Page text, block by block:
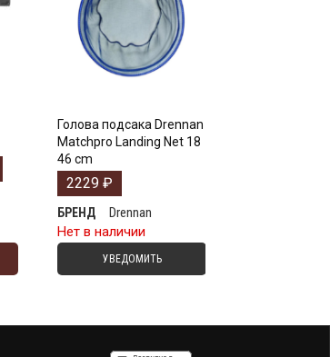
Голова подсакa Drennan
Matchpro Landing Net 18
46 cm
2229₽
БРЕНД
Drennan
Нет в наличии
УВЕДОМИТЬ